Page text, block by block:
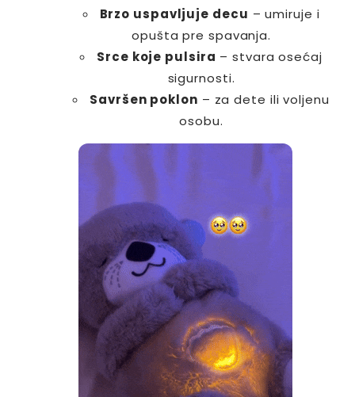
Brzo uspavljuje decu – umiruje i
opušta pre spavanja.
Srce koje pulsira – stvara osećaj
sigurnosti.
Savršen poklon – za dete ili voljenu
osobu.